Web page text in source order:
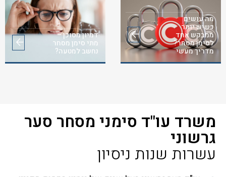
מה עושים
כשיש יותר
ממבקש אחד
לסימן מסחר?
מדריך מעשי
דמיון מסוכן –
מתי סימן מסחר
נחשב למטעה?
משרד עו"ד סימני מסחר סער
גרשוני
עשרות שנות ניסיון